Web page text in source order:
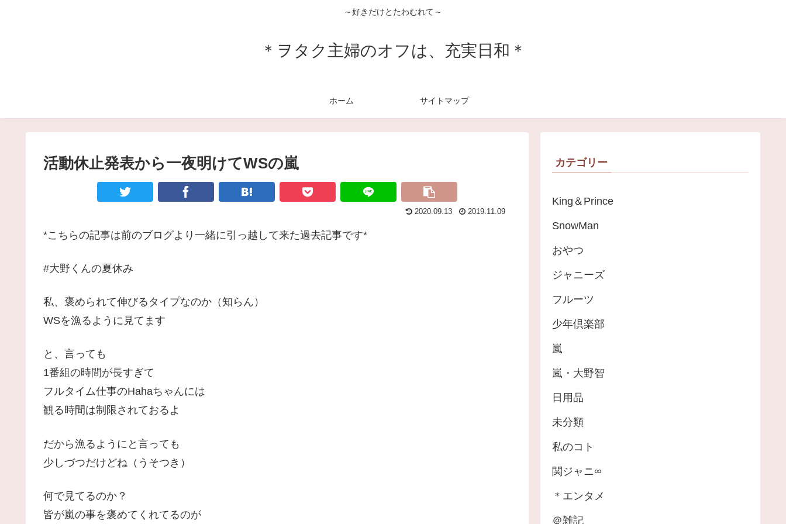
～好きだけとたわむれて～
＊ヲタク主婦のオフは、充実日和＊
ホーム サイトマップ
活動休止発表から一夜明けてWSの嵐
2020.09.13 2019.11.09
*こちらの記事は前のブログより一緒に引っ越して来た過去記事です*
#大野くんの夏休み
私、褒められて伸びるタイプなのか（知らん）
WSを漁るように見てます
と、言っても
1番組の時間が長すぎて
フルタイム仕事のHahaちゃんには
観る時間は制限されておるよ
だから漁るようにと言っても
少しづつだけどね（うそつき）
何で見てるのか？
皆が嵐の事を褒めてくれてるのが
カテゴリー
King＆Prince
SnowMan
おやつ
ジャニーズ
フルーツ
少年倶楽部
嵐
嵐・大野智
日用品
未分類
私のコト
関ジャニ∞
＊エンタメ
＠雑記